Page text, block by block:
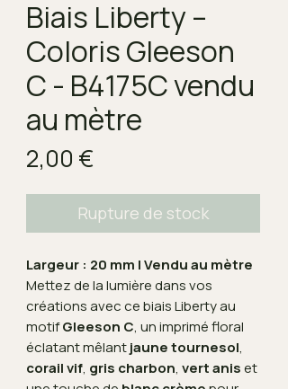
Biais Liberty –
Coloris Gleeson
C - B4175C vendu
au mètre
2,00 €
Rupture de stock
Largeur : 20 mm | Vendu au mètre
Mettez de la lumière dans vos
créations avec ce biais Liberty au
motifGleeson C, un imprimé floral
éclatant mêlantjaune tournesol,
corail vif, gris charbon, vert aniset